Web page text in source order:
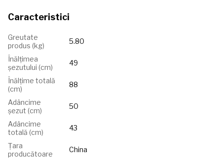
Caracteristici
Greutate
produs (kg)
5.80
Înălțimea
șezutului (сm)
49
Înălțime totală
(cm)
88
Adâncime
șezut (cm)
50
Adâncime
totală (cm)
43
Țara
producătoare
China